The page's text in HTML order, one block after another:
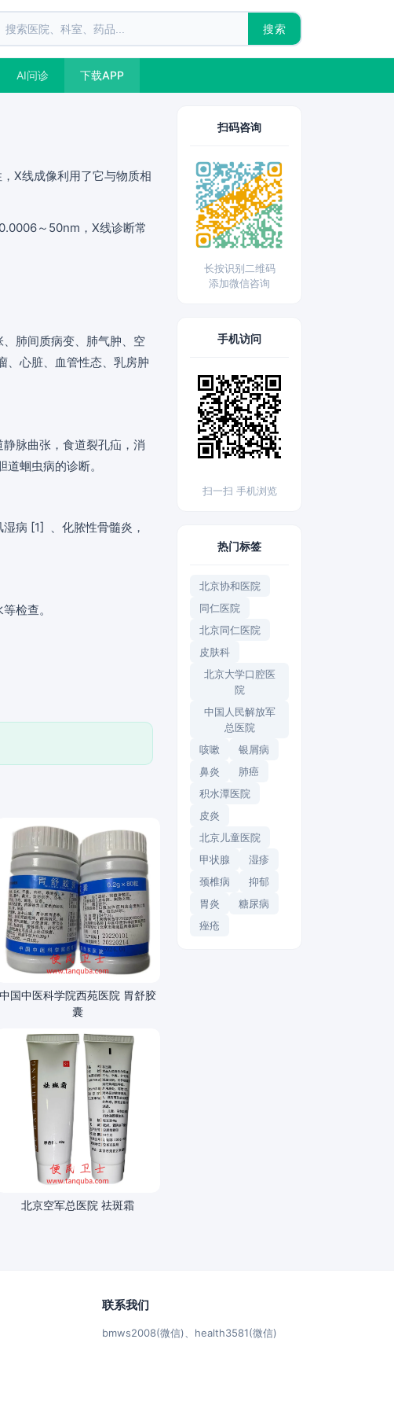
搜索
AI问诊 下载APP
X线成像利用了它与物质相
～50nm，X线诊断常
肺间质病变、肺气肿、空
、心脏、血管性态、乳房肿
脉曲张，食道裂孔疝，消
蛔虫病的诊断。
病 [1] 、化脓性骨髓炎，
检查。
中国中医科学院西苑医院 胃舒胶
囊
北京空军总医院 祛斑霜
扫码咨询
长按识别二维码
添加微信咨询
手机访问
扫一扫 手机浏览
热门标签
北京协和医院
同仁医院
北京同仁医院
皮肤科
北京大学口腔医
院
中国人民解放军
总医院
咳嗽
银屑病
鼻炎
肺癌
积水潭医院
皮炎
北京儿童医院
甲状腺
湿疹
颈椎病
抑郁
胃炎
糖尿病
痤疮
联系我们
bmws2008(微信)、health3581(微信)